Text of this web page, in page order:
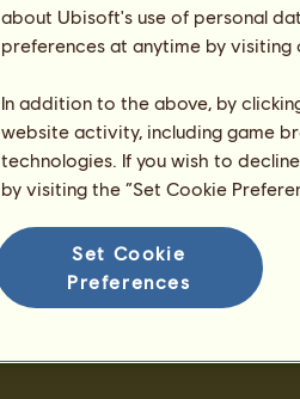
about Ubisoft's use of personal
preferences at anytime by
In addition to the above, by
website activity, including game
technologies. If you wish to
by visiting the “Set Cookie
Set Cookie
Preferences